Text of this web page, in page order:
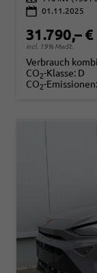
01.11.2025
31.790,– €
incl. 19% MwSt.
Verbrauch
CO2-Klasse: D
CO2-Emissionen: